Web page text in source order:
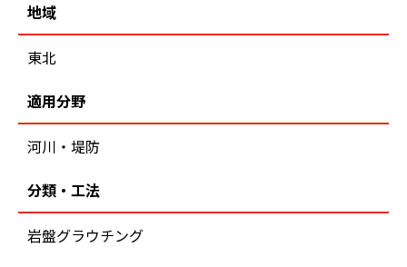
地域
東北
適用分野
河川・堤防
分類・工法
岩盤グラウチング